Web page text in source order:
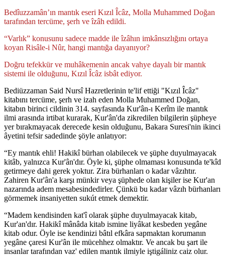
Bedîuzzamân’ın mantık eseri Kızıl Îcâz, Molla Muhammed Doğan
tarafından tercüme, şerh ve îzâh edildi.
“Varlık” konusunu sadece madde ile îzâhın imkânsızlığını ortaya
koyan Risâle-i Nûr, hangi mantığa dayanıyor?
Doğru tefekkür ve muhâkemenin ancak vahye dayalı bir mantık
sistemi ile olduğunu, Kızıl Îcâz isbât ediyor.
Bediüzzaman Said Nursî Hazretlerinin te'lif ettiği "Kızıl Îcâz"
kitabını tercüme, şerh ve izah eden Molla Muhammed Doğan,
kitabın birinci cildinin 314. sayfasında Kur'ân-ı Kerîm ile mantık
ilmi arasında irtibat kurarak, Kur'ân'da zikredilen bilgilerin şüpheye
yer bırakmayacak derecede kesin olduğunu, Bakara Suresi'nin ikinci
âyetini tefsir sadedinde şöyle anlatıyor:
“Ey mantık ehli! Hakikî bürhan olabilecek ve şüphe duyulmayacak
kitâb, yalnızca Kur'ân'dır. Öyle ki, şüphe olmaması konusunda te'kîd
getirmeye dahi gerek yoktur. Zira bürhanları o kadar vâzıhtır.
Zahiren Kur'ân'a karşı münkir veya şüphede olan kişiler ise Kur'an
nazarında adem mesabesindedirler. Çünkü bu kadar vâzıh bürhanları
görmemek insaniyetten sukút etmek demektir.
“Madem kendisinden kat'î olarak şüphe duyulmayacak kitab,
Kur'an'dır. Hakikî mânâda kitab ismine liyâkat kesbeden yegâne
kitab odur. Öyle ise kendinizi bâtıl efkâra sapmaktan korumanın
yegâne çaresi Kur'ân ile mücehhez olmaktır. Ve ancak bu şart ile
insanlar tarafından vaz' edilen mantık ilmiyle iştigáliniz caiz olur.